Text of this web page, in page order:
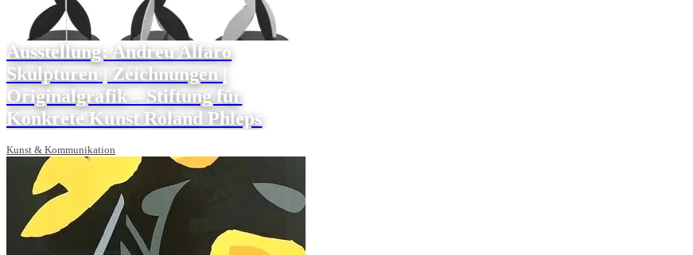
Ausstellung: Andreu Alfaro
Skulpturen | Zeichnungen |
Originalgrafik – Stiftung für
Konkrete Kunst Roland Phleps
Kunst & Kommunikation